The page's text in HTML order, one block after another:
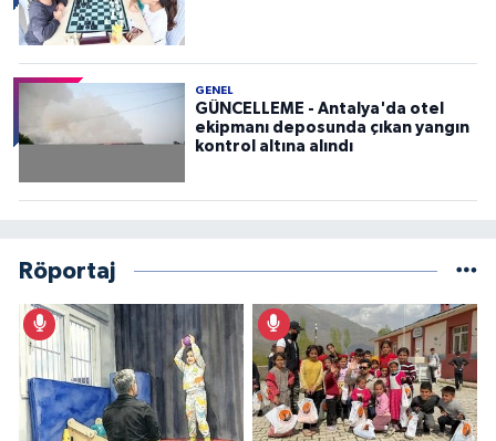
GENEL
GÜNCELLEME - Antalya'da otel
ekipmanı deposunda çıkan yangın
kontrol altına alındı
Röportaj